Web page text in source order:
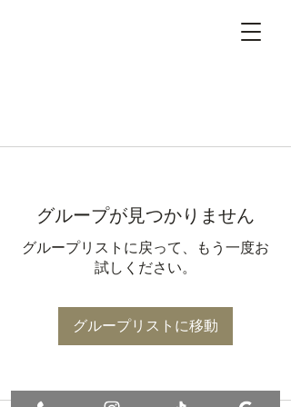
グループが見つかりません
グループリストに戻って、もう一度お
試しください。
グループリストに移動